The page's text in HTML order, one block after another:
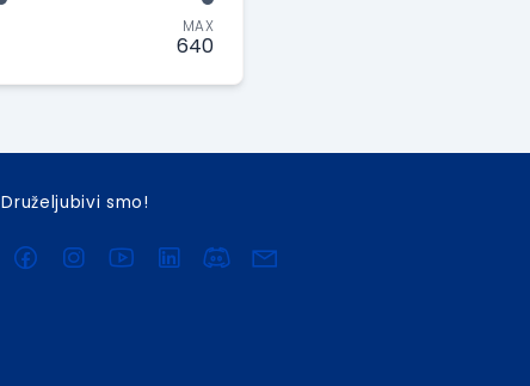
MAX
640
Druželjubivi smo!